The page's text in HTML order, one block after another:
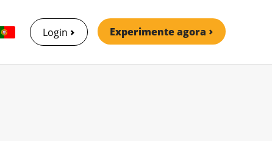
Login Experimente agora